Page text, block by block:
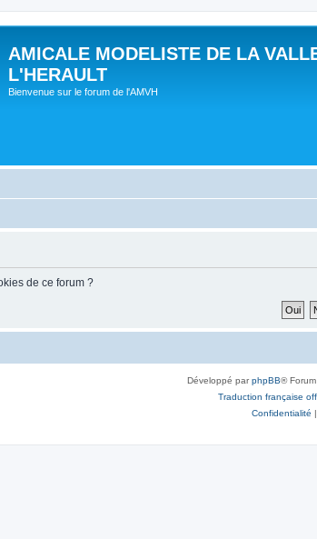
AMICALE MODELISTE DE LA
L'HERAULT
Bienvenue sur le forum de l'AMVH
de ce forum ?
Développé parphpBB®
Traduction française
Confidentialité |